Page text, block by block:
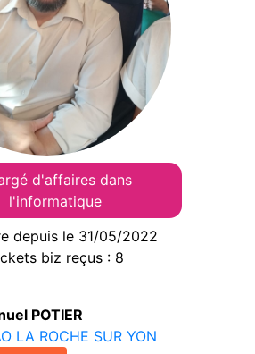
d'affaires dans
l'informatique
depuis le 31/05/2022
biz reçus : 8
POTIER
LA ROCHE SUR YON